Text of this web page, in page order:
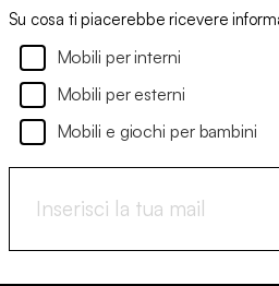
Su cosa ti piacerebbe ricevere
Mobili per interni
Mobili per esterni
Mobili e giochi per bambini